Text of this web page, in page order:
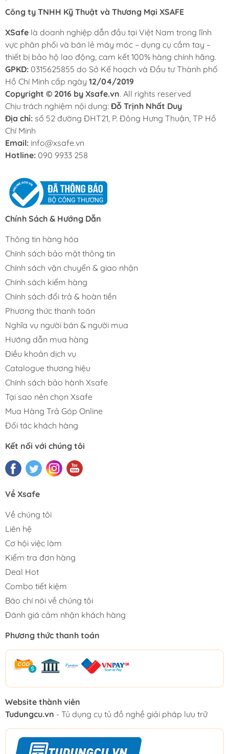
Công ty TNHH Kỹ Thuật và Thương Mại XSAFE
XSafe là doanh nghiệp dẫn đầu tại Việt Nam trong lĩnh
vực phân phối và bán lẻ máy móc – dụng cụ cầm tay –
thiết bị bảo hộ lao động, cam kết 100% hàng chính hãng.
GPKD: 0315625855 do Sở Kế hoạch và Đầu tư Thành phố
Hồ Chí Minh cấp ngày 12/04/2019
Copyright © 2016 by Xsafe.vn. All rights reserved
Chịu trách nghiệm nội dung: Đỗ Trịnh Nhất Duy
Địa chỉ: số 52 đường ĐHT21, P. Đông Hưng Thuận, TP Hồ
Chí Minh
Email: info@xsafe.vn
Hotline: 090 9933 258
Chính Sách & Hướng Dẫn
Thông tin hàng hóa
Chính sách bảo mật thông tin
Chính sách vận chuyển & giao nhận
Chính sách kiểm hàng
Chính sách đổi trả & hoàn tiền
Phương thức thanh toán
Nghĩa vụ người bán & người mua
Hướng dẫn mua hàng
Điều khoản dịch vụ
Catalogue thương hiệu
Chính sách bảo hành Xsafe
Tại sao nên chọn Xsafe
Mua Hàng Trả Góp Online
Đối tác khách hàng
Kết nối với chúng tôi
Về Xsafe
Về chúng tôi
Liên hệ
Cơ hội việc làm
Kiểm tra đơn hàng
Deal Hot
Combo tiết kiệm
Báo chí nói về chúng tôi
Đánh giá cảm nhận khách hàng
Phương thức thanh toán
Website thành viên
Tudungcu.vn - Tủ dụng cụ tủ đồ nghề giải pháp lưu trữ